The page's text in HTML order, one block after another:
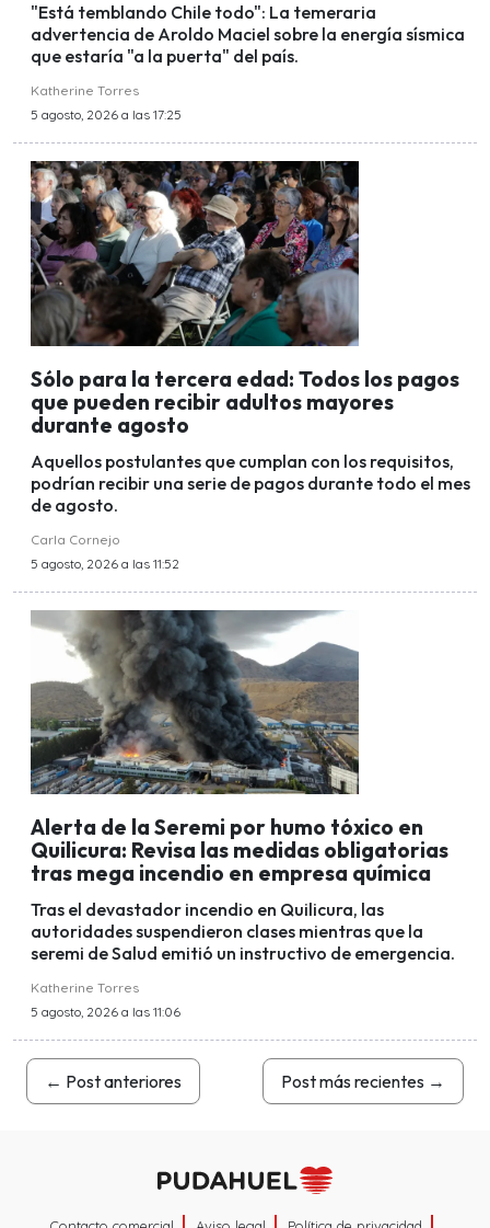
"Está temblando Chile todo": La temeraria
advertencia de Aroldo Maciel sobre la energía sísmica
que estaría "a la puerta" del país.
Katherine Torres
5 agosto, 2026 a las 17:25
Sólo para la tercera edad: Todos los pagos
que pueden recibir adultos mayores
durante agosto
Aquellos postulantes que cumplan con los requisitos,
podrían recibir una serie de pagos durante todo el mes
de agosto.
Carla Cornejo
5 agosto, 2026 a las 11:52
Alerta de la Seremi por humo tóxico en
Quilicura: Revisa las medidas obligatorias
tras mega incendio en empresa química
Tras el devastador incendio en Quilicura, las
autoridades suspendieron clases mientras que la
seremi de Salud emitió un instructivo de emergencia.
Katherine Torres
5 agosto, 2026 a las 11:06
← Post anteriores Post más recientes →